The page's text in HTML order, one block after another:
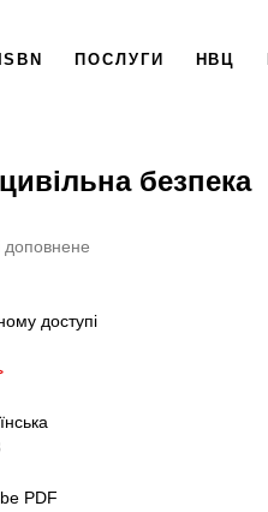
ПОСЛУГИ НВЦ
безпека
доповнене
доступі
PDF